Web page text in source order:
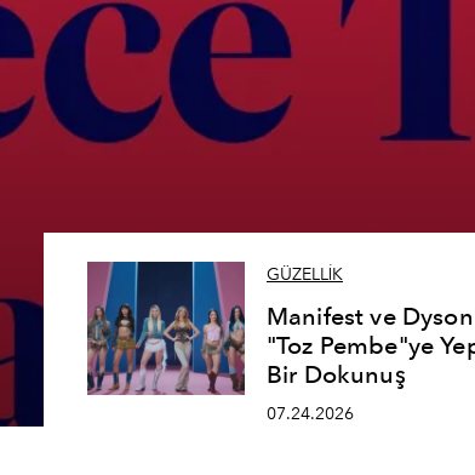
GÜZELLİK
Manifest ve
"Toz Pembe"ye
Bir Dokunuş
07.24.2026